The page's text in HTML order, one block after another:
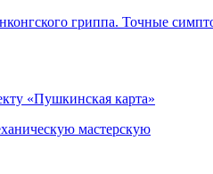
гриппа. Точные
«Пушкинская карта»
мастерскую